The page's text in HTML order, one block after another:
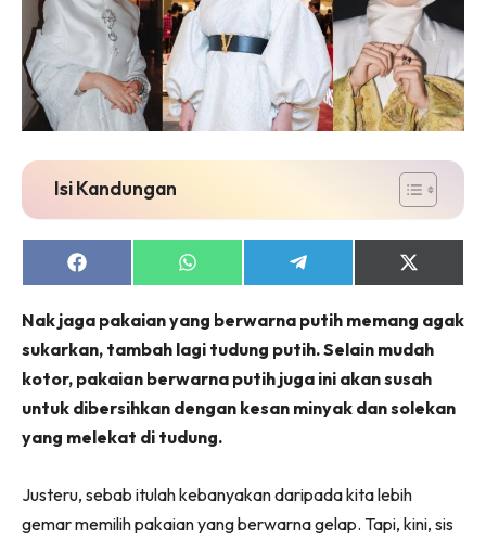
Isi Kandungan
Share
on
Share
on
Share
on
Share
on
(Twitter)
Nak jaga pakaian yang berwarna putih memang agak
sukarkan, tambah lagi tudung putih. Selain mudah
kotor, pakaian berwarna putih juga ini akan susah
untuk dibersihkan dengan kesan minyak dan solekan
yang melekat di tudung.
Justeru, sebab itulah kebanyakan daripada kita lebih
gemar memilih pakaian yang berwarna gelap. Tapi, kini, sis